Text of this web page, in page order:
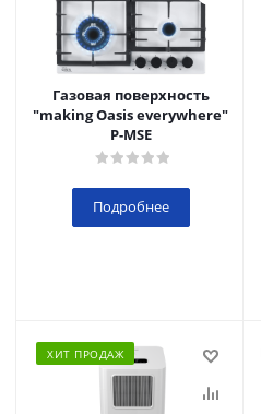
Газовая поверхность
"making Oasis everywhere"
P-MSE
Подробнее
ХИТ ПРОДАЖ